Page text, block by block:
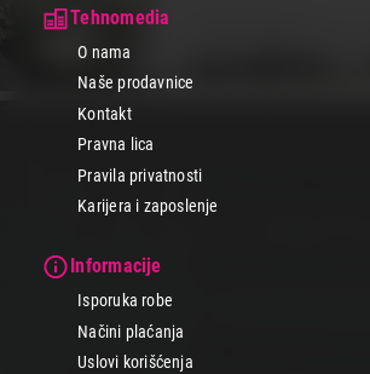
Tehnomedia
O nama
Naše prodavnice
Kontakt
Pravna lica
Pravila privatnosti
Karijera i zaposlenje
Informacije
Isporuka robe
Načini plaćanja
Uslovi korišćenja